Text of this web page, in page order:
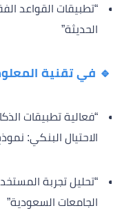
“تطبيقات القواعد
الحديثة”
🔹 في تقنية
“فعالية تطبيقات
الاحتيال البنكي:
“تحليل تجربة
الجامعات السعودية”